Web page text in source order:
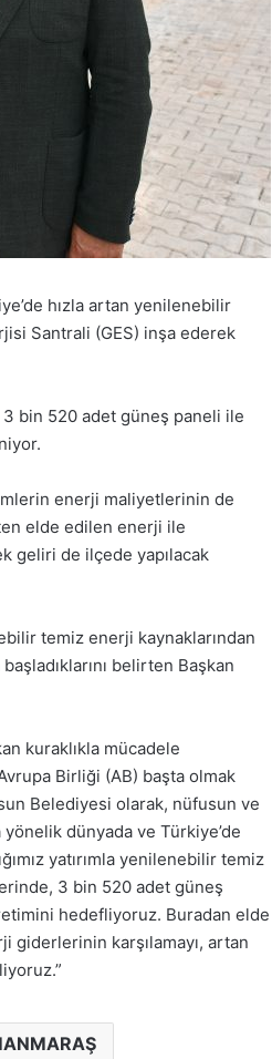
hızla artan yenilenebilir
Santrali (GES) inşa ederek
bin 520 adet güneş paneli ile
enerji maliyetlerinin de
elde edilen enerji ile
geliri de ilçede yapılacak
temiz enerji kaynaklarından
belirten Başkan
kuraklıkla mücadele
Birliği (AB) başta olmak
Belediyesi olarak, nüfusun ve
yönelik dünyada ve Türkiye’de
yatırımla yenilenebilir temiz
3 bin 520 adet güneş
hedefliyoruz. Buradan elde
giderlerinin karşılamayı, artan